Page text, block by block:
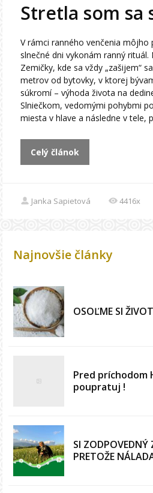
Stretla som sa
V rámci ranného venčenia môjho
slnečné dni vykonám ranný
Zemičky, kde sa vždy „zašijem“
metrov od bytovky, v ktorej
súkromí – výhoda života na
Slniečkom, vedomými pohybmi
miesta v hlave a následne v tele,
Celý článok
Janka Sapietová 4416x
Najnovšie články
OSOĽME SI ŽIVOT
Pred príchodom
poupratuj !
SI ZODPOVEDNÝ
PRETOŽE